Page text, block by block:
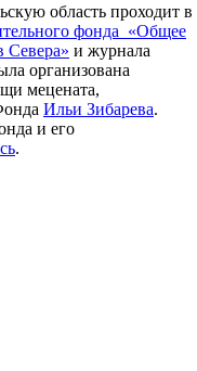
область проходит в
фонда «Общее
Севера» и журнала
организована
мецената,
Ильи Зибарева.
и его
.